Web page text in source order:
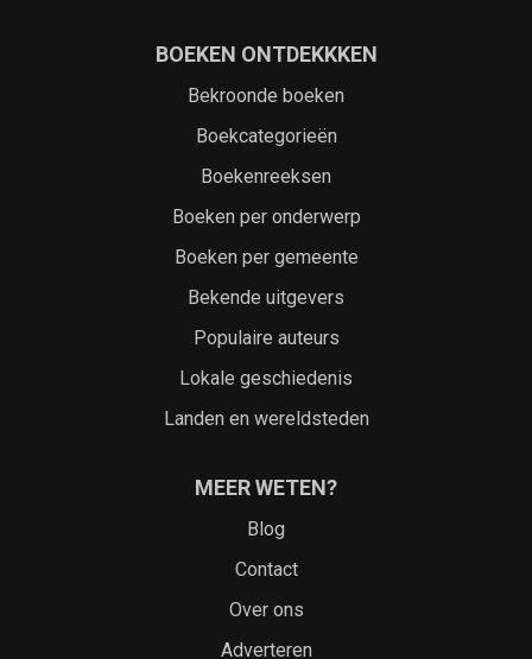
BOEKEN ONTDEKKKEN
Bekroonde boeken
Boekcategorieën
Boekenreeksen
Boeken per onderwerp
Boeken per gemeente
Bekende uitgevers
Populaire auteurs
Lokale geschiedenis
Landen en wereldsteden
MEER WETEN?
Blog
Contact
Over ons
Adverteren